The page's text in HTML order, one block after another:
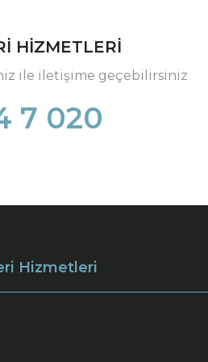
HİZMETLERİ
ile iletişime geçebilirsiniz
7 020
Hizmetleri